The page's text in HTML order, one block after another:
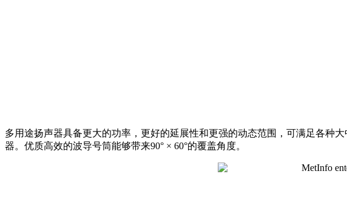
多用途扬声器具备更大的功率，更好的延展性和更强的动态范围，可满足各种
器。优质高效的波导号筒能够带来90° × 60°的覆盖角度。